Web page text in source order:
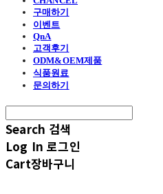
구매하기
이벤트
QnA
고객후기
ODM&OEM제품
식품원료
문의하기
Search 검색
Log In 로그인
Cart장바구니